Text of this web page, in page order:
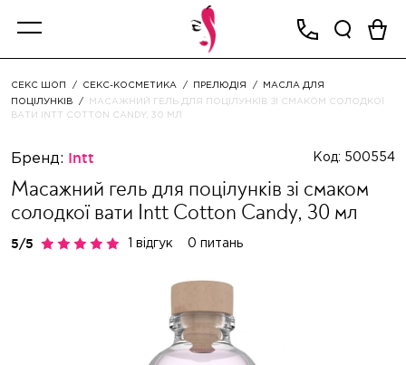
СЕКС ШОП СЕКС-КОСМЕТИКА ПРЕЛЮДІЯ
МАСЛА ДЛЯ
ПОЦІЛУНКІВ
МАСАЖНИЙ ГЕЛЬ ДЛЯ ПОЦІЛУНКІВ ЗІ СМАКОМ СОЛОДКОЇ
ВАТИ INTT COTTON CANDY, 30 МЛ
Бренд: Intt Код: 500554
Масажний гель для поцілунків зі смаком
солодкої вати Intt Cotton Candy, 30 мл
1 відгук 0 питань